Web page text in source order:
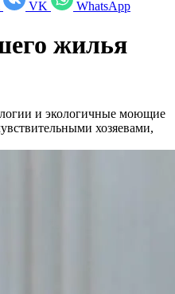
VK WhatsApp
жилья
и экологичные моющие
хозяевами,